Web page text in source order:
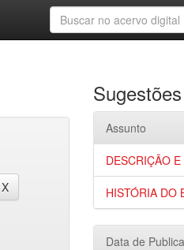
Assunto
DESCRIÇÃO
HISTÓRIA DO
Data de